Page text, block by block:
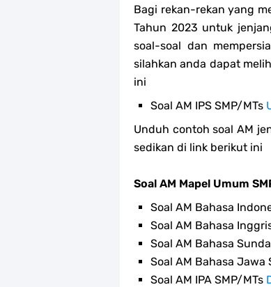
Bagi rekan-rekan yang
Tahun 2023 untuk
soal-soal dan
silahkan anda dapat
ini
Soal AM IPS SMP/MTs
Unduh contoh soal AM
sedikan di link berikut ini
Soal AM Mapel Umum
Soal AM Bahasa
Soal AM Bahasa
Soal AM Bahasa
Soal AM Bahasa Jawa
Soal AM IPA SMP/MTs